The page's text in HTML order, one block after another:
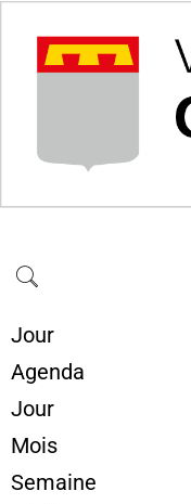
Jour
Agenda
Jour
Mois
Semaine